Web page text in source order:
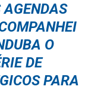
O
DE
PARA